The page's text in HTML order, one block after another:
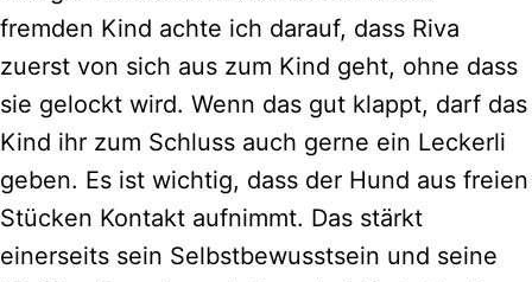
fremden Kind achte ich darauf, dass Riva
zuerst von sich aus zum Kind geht, ohne dass
sie gelockt wird. Wenn das gut klappt, darf das
Kind ihr zum Schluss auch gerne ein Leckerli
geben. Es ist wichtig, dass der Hund aus freien
Stücken Kontakt aufnimmt. Das stärkt
einerseits sein Selbstbewusstsein und seine